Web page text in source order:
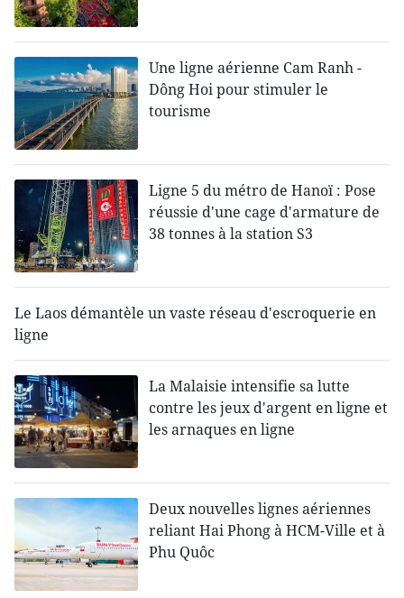
Une ligne aérienne Cam Ranh -
Dông Hoi pour stimuler le
tourisme
Ligne 5 du métro de Hanoï : Pose
réussie d'une cage d'armature de
38 tonnes à la station S3
Le Laos démantèle un vaste réseau d'escroquerie en
ligne
La Malaisie intensifie sa lutte
contre les jeux d'argent en ligne et
les arnaques en ligne
Deux nouvelles lignes aériennes
reliant Hai Phong à HCM-Ville et à
Phu Quôc